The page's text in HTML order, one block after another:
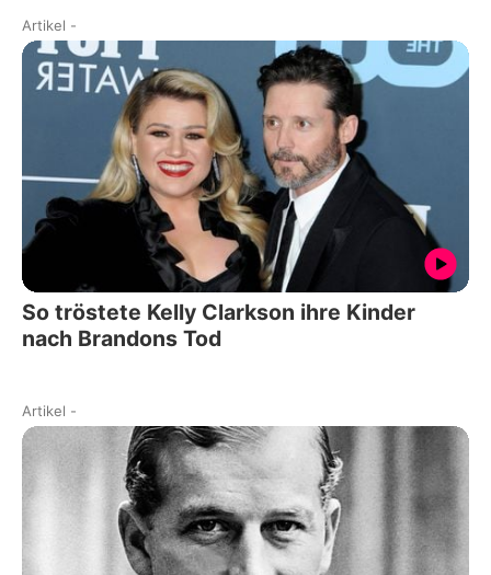
Artikel -
So tröstete Kelly Clarkson ihre Kinder
nach Brandons Tod
Artikel -